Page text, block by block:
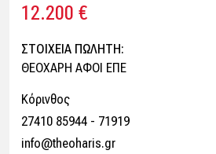
12.200 €
ΣΤΟΙΧΕΙΑ ΠΩΛΗΤΗ:
ΘΕΟΧΑΡΗ ΑΦΟΙ ΕΠΕ
Κόρινθος
27410 85944 - 71919
info@theoharis.gr